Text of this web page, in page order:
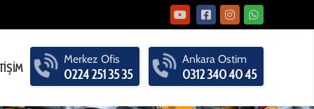
Merkez Ofis
0224 251 35 35
Ankara Ostim
0312 340 40 45